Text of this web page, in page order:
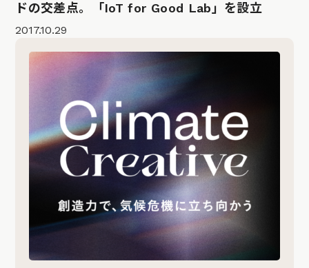
ドの交差点。「IoT for Good Lab」を設立
2017.10.29